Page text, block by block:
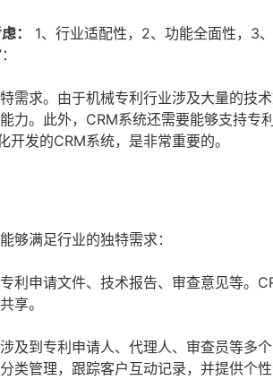
：
1、行业适配性，2、功能全面性，3
需求。由于机械专利行业涉及大量的技
力。此外，CRM系统还需要能够支持专
发的CRM系统，是非常重要的。
够满足行业的独特需求：
利申请文件、技术报告、审查意见等。
享。
及到专利申请人、代理人、审查员等多
管理，跟踪客户互动记录，并提供个性